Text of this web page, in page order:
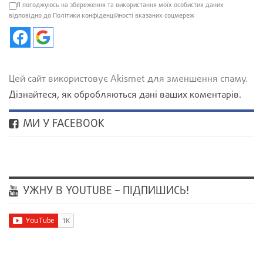
Я погоджуюсь на збереження та використання моїх особистих даних
відповідно до Політики конфіденційності вказаних соцмереж
Цей сайт використовує Akismet для зменшення спаму.
Дізнайтеся, як обробляються дані ваших коментарів.
МИ У FACEBOOK
УЖНУ В YOUTUBE – ПІДПИШИСЬ!